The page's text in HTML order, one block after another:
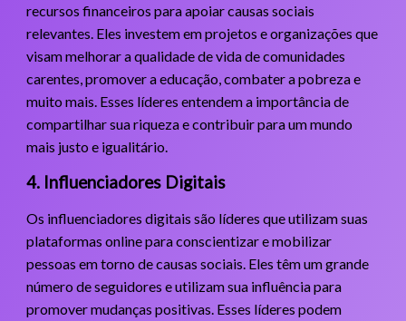
recursos financeiros para apoiar causas sociais
relevantes. Eles investem em projetos e organizações que
visam melhorar a qualidade de vida de comunidades
carentes, promover a educação, combater a pobreza e
muito mais. Esses líderes entendem a importância de
compartilhar sua riqueza e contribuir para um mundo
mais justo e igualitário.
4. Influenciadores Digitais
Os influenciadores digitais são líderes que utilizam suas
plataformas online para conscientizar e mobilizar
pessoas em torno de causas sociais. Eles têm um grande
número de seguidores e utilizam sua influência para
promover mudanças positivas. Esses líderes podem